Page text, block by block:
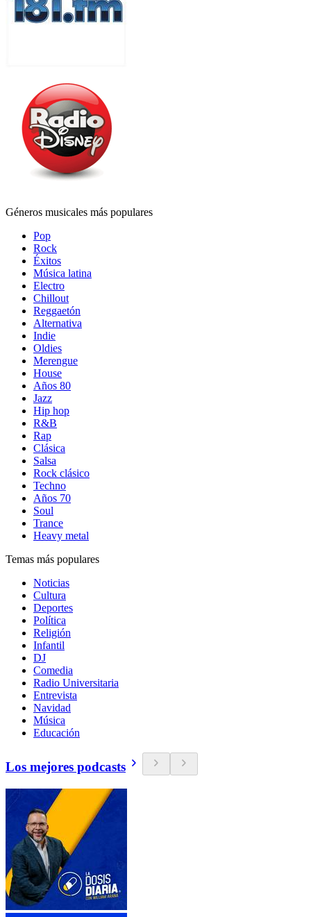
Géneros musicales más populares
Pop
Rock
Éxitos
Música latina
Electro
Chillout
Reggaetón
Alternativa
Indie
Oldies
Merengue
House
Años 80
Jazz
Hip hop
R&B
Rap
Clásica
Salsa
Rock clásico
Techno
Años 70
Soul
Trance
Heavy metal
Temas más populares
Noticias
Cultura
Deportes
Política
Religión
Infantil
DJ
Comedia
Radio Universitaria
Entrevista
Navidad
Música
Educación
Los mejores podcasts